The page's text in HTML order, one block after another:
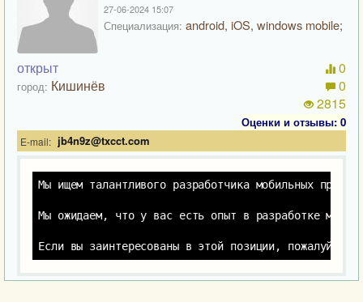
27-06-2024 15:07
Специализация: android, iOS, windows mobile;
открыт
город: Кишинёв
0
0
2815
Оценки и отзывы: 0
E-mail: jb4n9z@txcct.com
Мы ищем талантливого разработчика мобильных
Мы ожидаем, что у вас есть опыт в разработке
Если вы заинтересованы в этой позиции,